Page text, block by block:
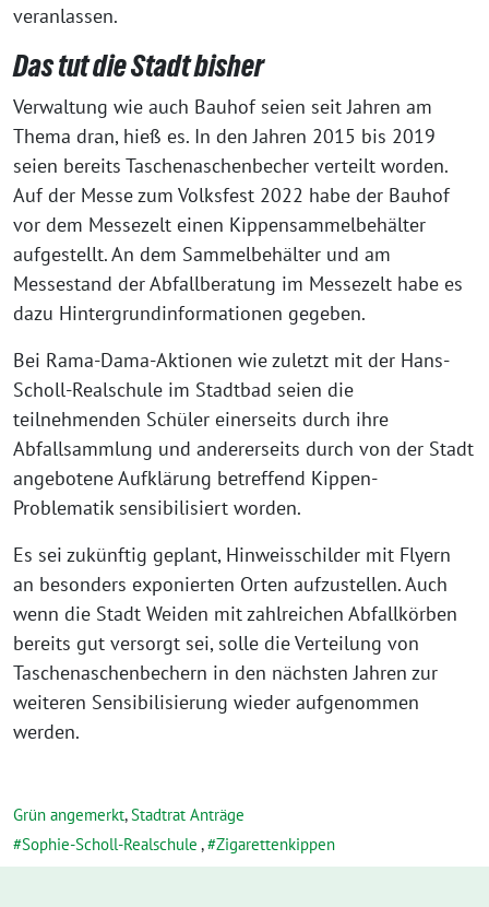
veranlassen.
Das tut die Stadt bisher
Verwaltung wie auch Bauhof seien seit Jahren am
Thema dran, hieß es. In den Jahren 2015 bis 2019
seien bereits Taschenaschenbecher verteilt worden.
Auf der Messe zum Volksfest 2022 habe der Bauhof
vor dem Messezelt einen Kippensammelbehälter
aufgestellt. An dem Sammelbehälter und am
Messestand der Abfallberatung im Messezelt habe es
dazu Hintergrundinformationen gegeben.
Bei Rama-Dama-Aktionen wie zuletzt mit der Hans-
Scholl-Realschule im Stadtbad seien die
teilnehmenden Schüler einerseits durch ihre
Abfallsammlung und andererseits durch von der Stadt
angebotene Aufklärung betreffend Kippen-
Problematik sensibilisiert worden.
Es sei zukünftig geplant, Hinweisschilder mit Flyern
an besonders exponierten Orten aufzustellen. Auch
wenn die Stadt Weiden mit zahlreichen Abfallkörben
bereits gut versorgt sei, solle die Verteilung von
Taschenaschenbechern in den nächsten Jahren zur
weiteren Sensibilisierung wieder aufgenommen
werden.
Grün angemerkt,Stadtrat Anträge
Sophie-Scholl-Realschule , Zigarettenkippen